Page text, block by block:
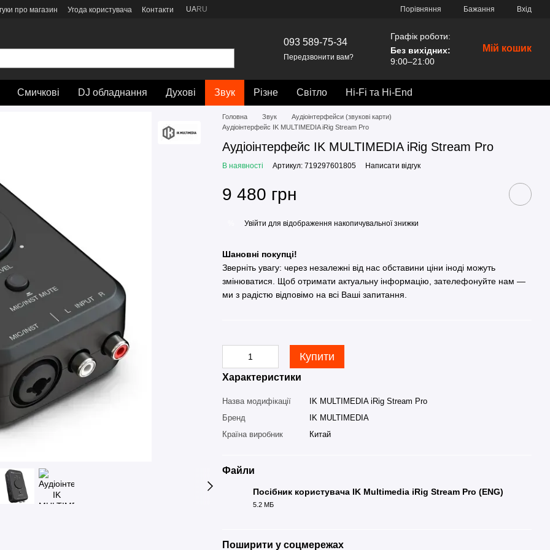
про магазин Угода користувача Контакти UARU Порівняння Бажання Вхід
093 589-75-34
Передзвонити вам?
Графік роботи:
Без вихідних:
9:00–21:00
Мій кошик
Смичкові DJ обладнання Духові Звук Різне Світло Hi-Fi та Hi-End
Головна Звук
Аудіоінтерфейси (звукові карти)
Аудіоінтерфейс IK MULTIMEDIA iRig Stream Pro
Аудіоінтерфейс IK MULTIMEDIA iRig Stream Pro
В наявності Артикул: 719297601805 Написати відгук
9 480 грн
Увійти для відображення накопичувальної знижки
Шановні покупці!
Зверніть увагу: через незалежні від нас обставини ціни іноді можуть
змінюватися. Щоб отримати актуальну інформацію, зателефонуйте нам —
ми з радістю відповімо на всі Ваші запитання.
Купити
Характеристики
Назва модифікації
IK MULTIMEDIA iRig Stream Pro
Бренд
IK MULTIMEDIA
Країна виробник
Китай
Файли
Посібник користувача IK Multimedia iRig Stream Pro (ENG)
5.2 МБ
Поширити у соцмережах